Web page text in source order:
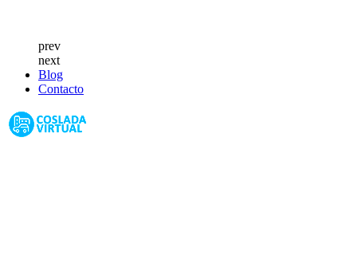
prev
next
Blog
Contacto